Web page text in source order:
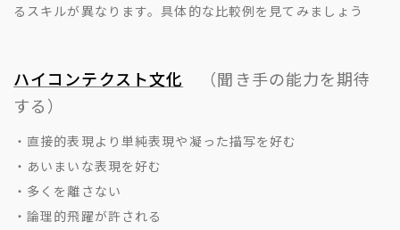
るスキルが異なります。具体的な比較例を見てみましょう
ハイコンテクスト文化 （聞き手の能力を期待
する）
・直接的表現より単純表現や凝った描写を好む
・あいまいな表現を好む
・多くを離さない
・論理的飛躍が許される